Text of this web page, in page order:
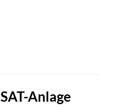
Anlage